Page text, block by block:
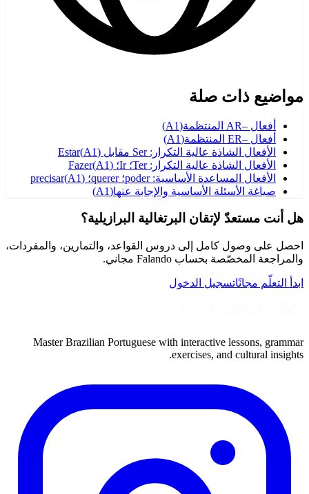
مواضيع ذات صلة
أفعال –AR المنتظمة (
A1
)
أفعال –ER المنتظمة
(
A1
)
الأفعال الشاذة عالية التكرار: Ser مقابل Estar
(A1)
الأفعال الشاذة عالية التكرار: Ter؛ Ir؛ Fazer
(A1)
الأفعال المساعدة الأساسية: poder؛ querer؛ precisar
(A1)
صياغة الأسئلة الأساسية والإجابة عنها(
A1
)
هل أنت مستعدّ لإتقان البرتغالية البرازيلية؟
احصل على وصول كامل إلى دروس القواعد، والتمارين، والمفردات،
والمراجعة المخصّصة بحساب Falando مجاني.
ابدأ التعلّم مجانًاتسجيل الدخول
Master Brazilian Portuguese with interactive lessons, grammar
exercises, and cultural insights.